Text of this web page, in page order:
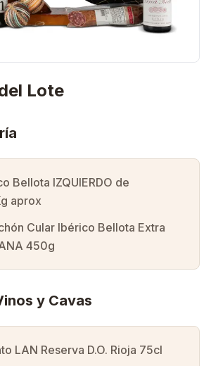
Lote
Bellota IZQUIERDO de
aprox
Cular Ibérico Bellota Extra
450g
y Cavas
LAN Reserva D.O. Rioja 75cl